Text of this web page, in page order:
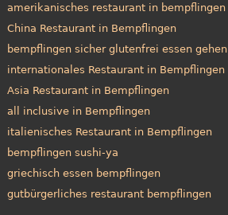
amerikanisches restaurant in bempflingen
China Restaurant in Bempflingen
bempflingen sicher glutenfrei essen gehen
internationales Restaurant in Bempflingen
Asia Restaurant in Bempflingen
all inclusive in Bempflingen
italienisches Restaurant in Bempflingen
bempflingen sushi-ya
griechisch essen bempflingen
gutbürgerliches restaurant bempflingen